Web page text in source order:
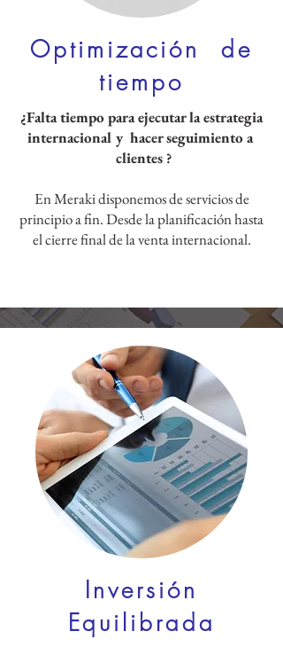
Optimización de
tiempo
¿Falta tiempo para ejecutar la estrategia
internacional y hacer seguimiento a
clientes ?
En Meraki disponemos de servicios de
principio a fin. Desde la planificación hasta
el cierre final de la venta internacional.
Inversión
Equilibrada